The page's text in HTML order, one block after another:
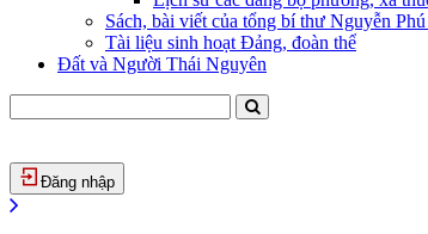
Sách, bài viết của tổng bí thư Nguyễn
Tài liệu sinh hoạt Đảng, đoàn thể
Đất và Người Thái Nguyên
Đăng nhập